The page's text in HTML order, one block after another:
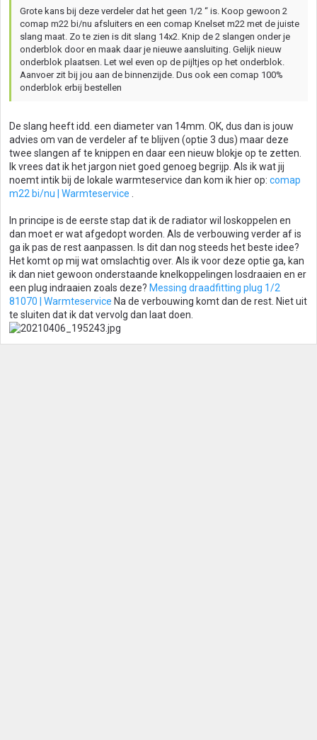
Grote kans bij deze verdeler dat het geen 1/2 “ is. Koop gewoon 2
comap m22 bi/nu afsluiters en een comap Knelset m22 met de juiste
slang maat. Zo te zien is dit slang 14x2. Knip de 2 slangen onder je
onderblok door en maak daar je nieuwe aansluiting. Gelijk nieuw
onderblok plaatsen. Let wel even op de pijltjes op het onderblok.
Aanvoer zit bij jou aan de binnenzijde. Dus ook een comap 100%
onderblok erbij bestellen
De slang heeft idd. een diameter van 14mm. OK, dus dan is jouw
advies om van de verdeler af te blijven (optie 3 dus) maar deze
twee slangen af te knippen en daar een nieuw blokje op te zetten.
Ik vrees dat ik het jargon niet goed genoeg begrijp. Als ik wat jij
noemt intik bij de lokale warmteservice dan kom ik hier op: comap
m22 bi/nu | Warmteservice
In principe is de eerste stap dat ik de radiator wil loskoppelen en
dan moet er wat afgedopt worden. Als de verbouwing verder af is
ga ik pas de rest aanpassen. Is dit dan nog steeds het beste idee?
Het komt op mij wat omslachtig over. Als ik voor deze optie ga, kan
ik dan niet gewoon onderstaande knelkoppelingen losdraaien en er
een plug indraaien zoals deze? Messing draadfitting plug 1/2
81070 | Warmteservice Na de verbouwing komt dan de rest. Niet uit
te sluiten dat ik dat vervolg dan laat doen.